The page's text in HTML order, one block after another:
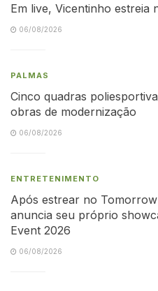
Em live, Vicentinho estreia
06/08/2026
PALMAS
Cinco quadras
obras de modernização
06/08/2026
ENTRETENIMENTO
Após estrear no
anuncia seu próprio
Event 2026
06/08/2026